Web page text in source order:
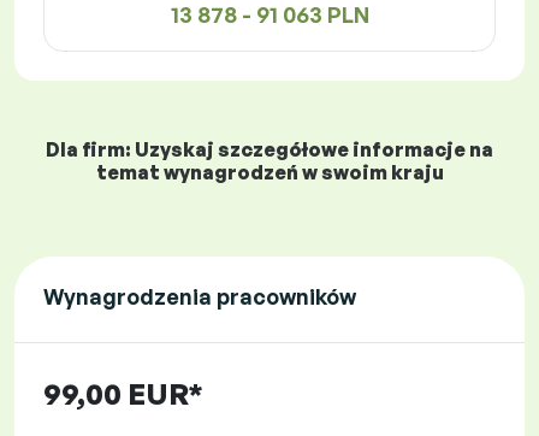
13 878 - 91 063 PLN
Dla firm: Uzyskaj szczegółowe informacje na
temat wynagrodzeń w swoim kraju
Wynagrodzenia pracowników
99,00 EUR*